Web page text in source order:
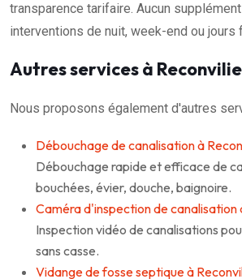
transparence tarifaire. Aucun
interventions de nuit, week-end ou jours
Autres services à
Nous proposons également d'autres
Débouchage de canalisation à
Débouchage rapide et efficace de
bouchées, évier, douche, baignoire.
Caméra d'inspection de canalisation
Inspection vidéo de canalisations
sans casse.
Vidange de fosse septique à